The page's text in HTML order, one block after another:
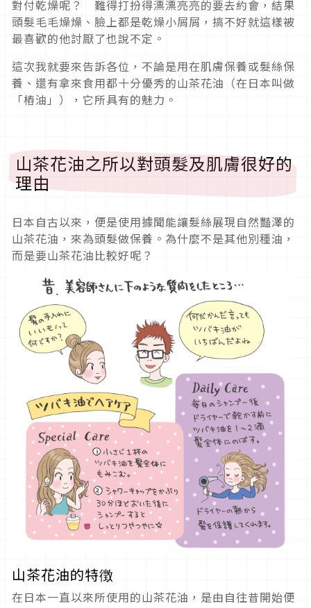
對付乾燥呢？ 難得打扮得漂漂亮亮的要去約會，結果
頭髮毛毛燥燥、臉上都是乾燥小屑屑，搞不好就這樣被
最喜歡的他討厭了也說不定。
這次我就要來告訴各位，不論是用在肌膚保養或髮絲保
養、還有拿來食用都十分優秀的山茶花油（在日本叫做
「樁油」），它所具有的魅力。
山茶花油之所以對頭髮及肌膚很好的
理由
日本自古以來，便是使用據聞能讓髮絲展現自然豔澤的
山茶花油，來為頭髮做保養。為什麼不是其他別種油，
而是要山茶花油比較好呢？
山茶花油的特徴
在日本一直以來所使用的山茶花油，是由自往昔開始便